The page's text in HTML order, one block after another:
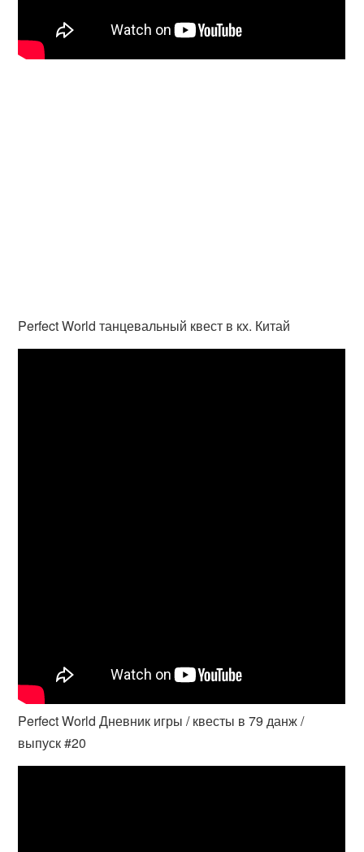
Perfect World танцевальный квест в кх. Китай
Perfect World Дневник игры / квесты в 79 данж /
выпуск #20